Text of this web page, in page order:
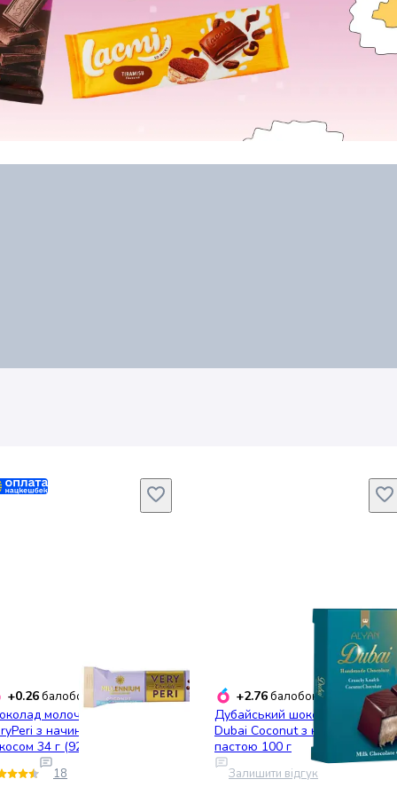
+0.26балобонусів
молочний Millennium
з начинкою та
34 г (927558)
18
+2.76балобонусів
Дубайський шоколад Alyan
Dubai Coconut з кокосовою
пастою 100 г
Залишити відгук